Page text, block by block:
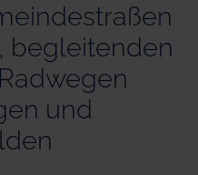
begleitenden
und